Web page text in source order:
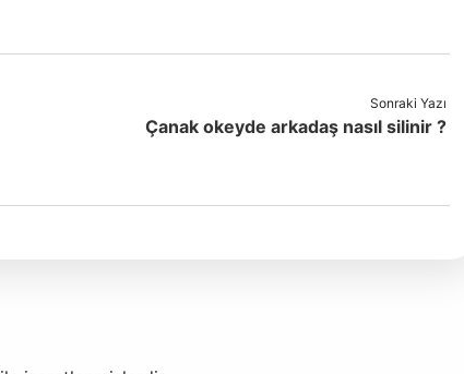
Sonraki Yazı
Çanak okeyde arkadaş nasıl silinir ?